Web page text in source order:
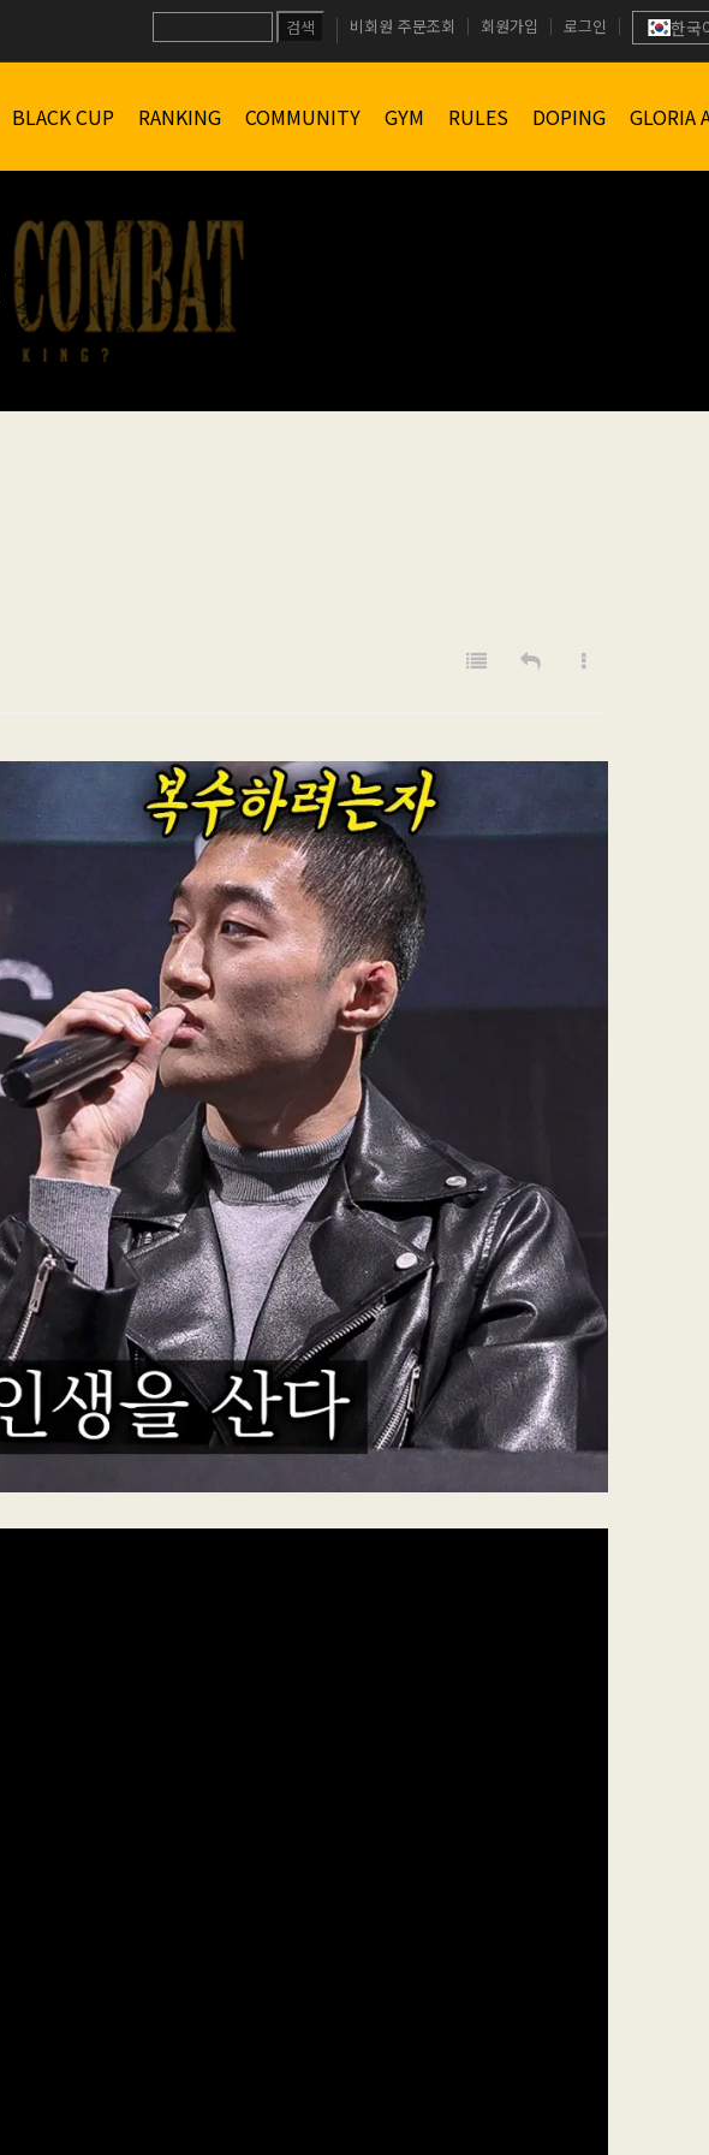
검색 비회원 주문조회 회원가입 로그인 한국
BLACK CUP RANKING COMMUNITY GYM RULES DOPING GLORIA